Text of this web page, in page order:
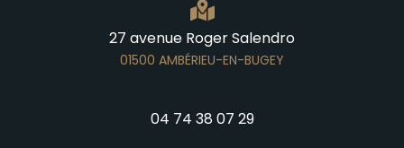
27 avenue Roger Salendro
01500 AMBÉRIEU-EN-BUGEY
04 74 38 07 29